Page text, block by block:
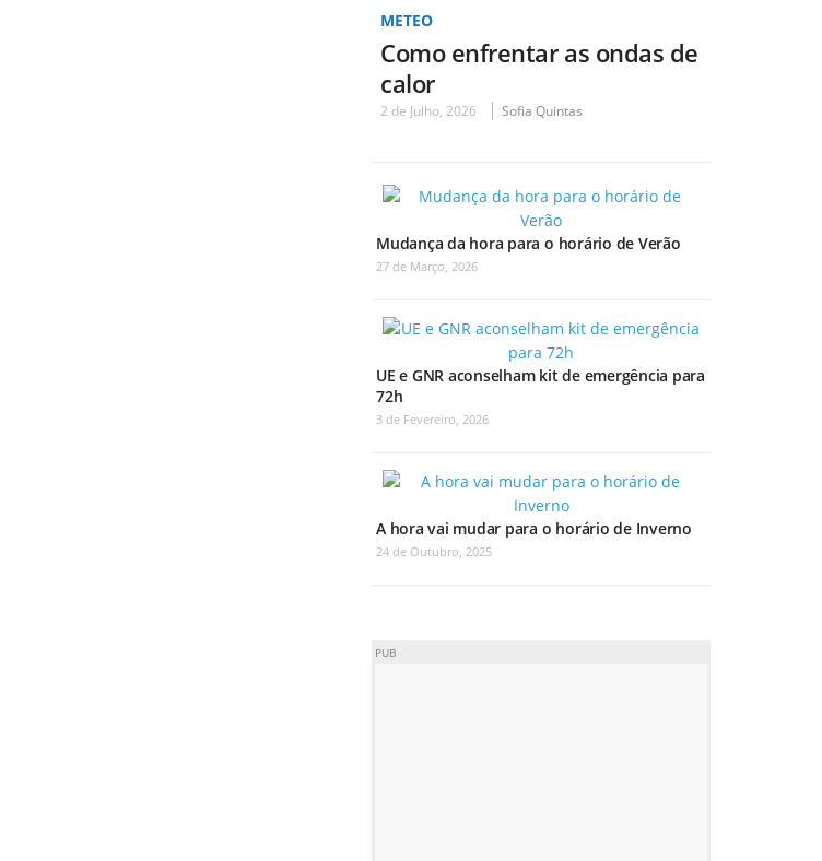
METEO
Como enfrentar as ondas de
calor
2 de Julho, 2026 Sofia Quintas
Mudança da hora para o horário de Verão
27 de Março, 2026
UE e GNR aconselham kit de emergência para
72h
3 de Fevereiro, 2026
A hora vai mudar para o horário de Inverno
24 de Outubro, 2025
PUB